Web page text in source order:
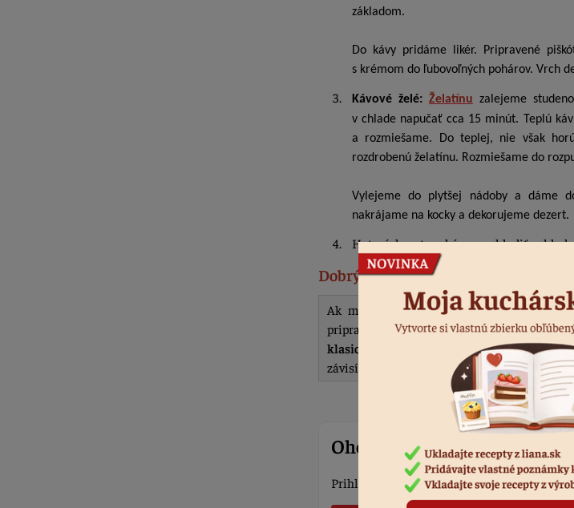
základom.
Do kávy pridáme likér. Pripravené
s krémom do ľubovoľných pohárov. Vrch
Kávové želé: Želatínu zalejeme
v chlade napučať cca 15 minút. Teplú
a rozmiešame. Do teplej, nie však
rozdrobenú želatínu. Rozmiešame do
Vylejeme do plytšej nádoby a dáme
nakrájame na kocky a dekorujeme dezert.
Hotový dezert necháme zachladiť v
Dobrý tip:
Ak máte viac hostí a plánujete podávať
pripravíte približne16 menších pohárov (cca
klasickej veľkosti 8 ks pohárov s objemom
závisí od množstva použitých piškót v
Ohodnotiť recept
Prihláste sa, ak chcete pridať hodnotenie.